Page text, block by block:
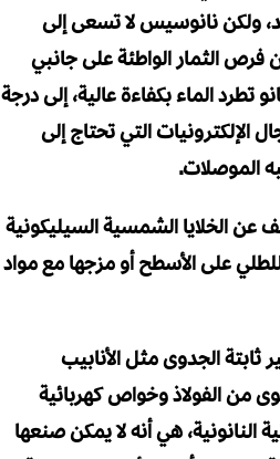
ولكن نانوسيس لا تسعى إلى
فرص الثمار الواطئة على جانبي
الماء بكفاءة عالية، إلى درجة
التي تحتاج إلى
الموصلات.
عن الخلايا الشمسية السيليكونية
للطلي على الأسطح أو مزجها مع مواد
الجدوى مثل الأنابيب
من الفولاذ وخواص كهربائية
النانونية، هي أنه لا يمكن صنعها